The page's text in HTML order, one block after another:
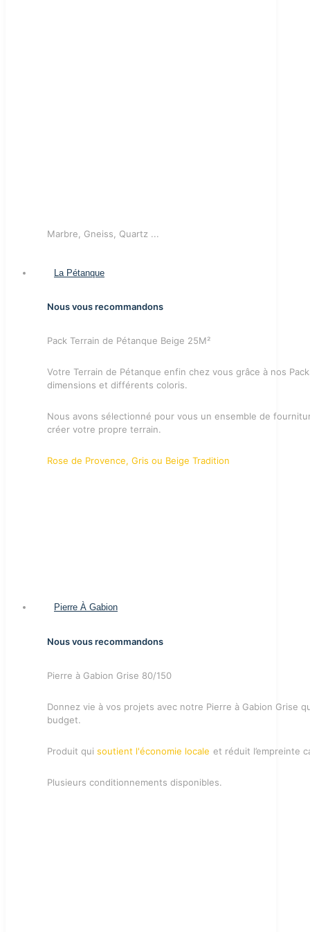
Marbre, Gneiss, Quartz ...
La Pétanque
Nous vous recommandons
Pack Terrain de Pétanque Beige 25M²
Votre Terrain de Pétanque enfin chez vous grâce à nos
dimensions et différents coloris.
Nous avons sélectionné pour vous un ensemble de
créer votre propre terrain.
Rose de Provence, Gris ou Beige Tradition
Pierre À Gabion
Nous vous recommandons
Pierre à Gabion Grise 80/150
Donnez vie à vos projets avec notre Pierre à Gabion Grise
budget.
Produit qui soutient l'économie locale et réduit l’empreinte
Plusieurs conditionnements disponibles.